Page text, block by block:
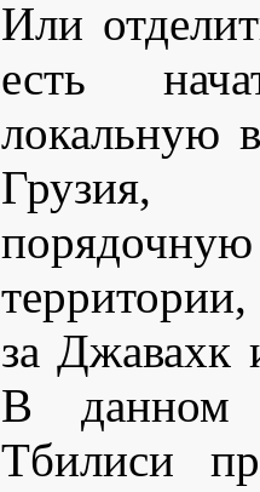
Или
есть
локальную
Грузия,
за Джавахк
В данном
Тбилиси